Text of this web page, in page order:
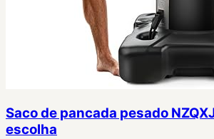
Saco de pancada pesado
escolha